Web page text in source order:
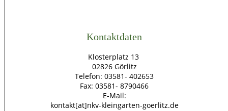
Kontaktdaten
Klosterplatz 13
02826 Görlitz
Telefon: 03581- 402653
Fax: 03581- 8790466
E-Mail:
kontakt[at]nkv-kleingarten-goerlitz.de